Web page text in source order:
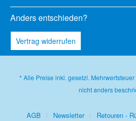
Anders entschieden?
Vertrag widerrufen
* Alle Preise inkl. gesetzl. Mehrwertsteuer
nicht anders
AGB Newsletter Retouren -